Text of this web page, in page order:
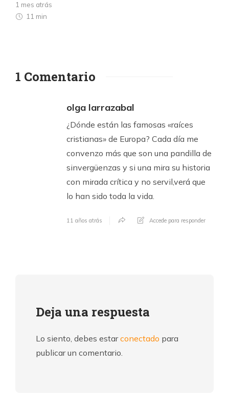
1 mes atrás
11 min
1 Comentario
olga larrazabal
¿Dónde están las famosas «raíces
cristianas» de Europa? Cada día me
convenzo más que son una pandilla de
sinvergüenzas y si una mira su historia
con mirada crítica y no servil,verá que
lo han sido toda la vida.
11 años atrás Accede para responder
Deja una respuesta
Lo siento, debes estarconectado para
publicar un comentario.